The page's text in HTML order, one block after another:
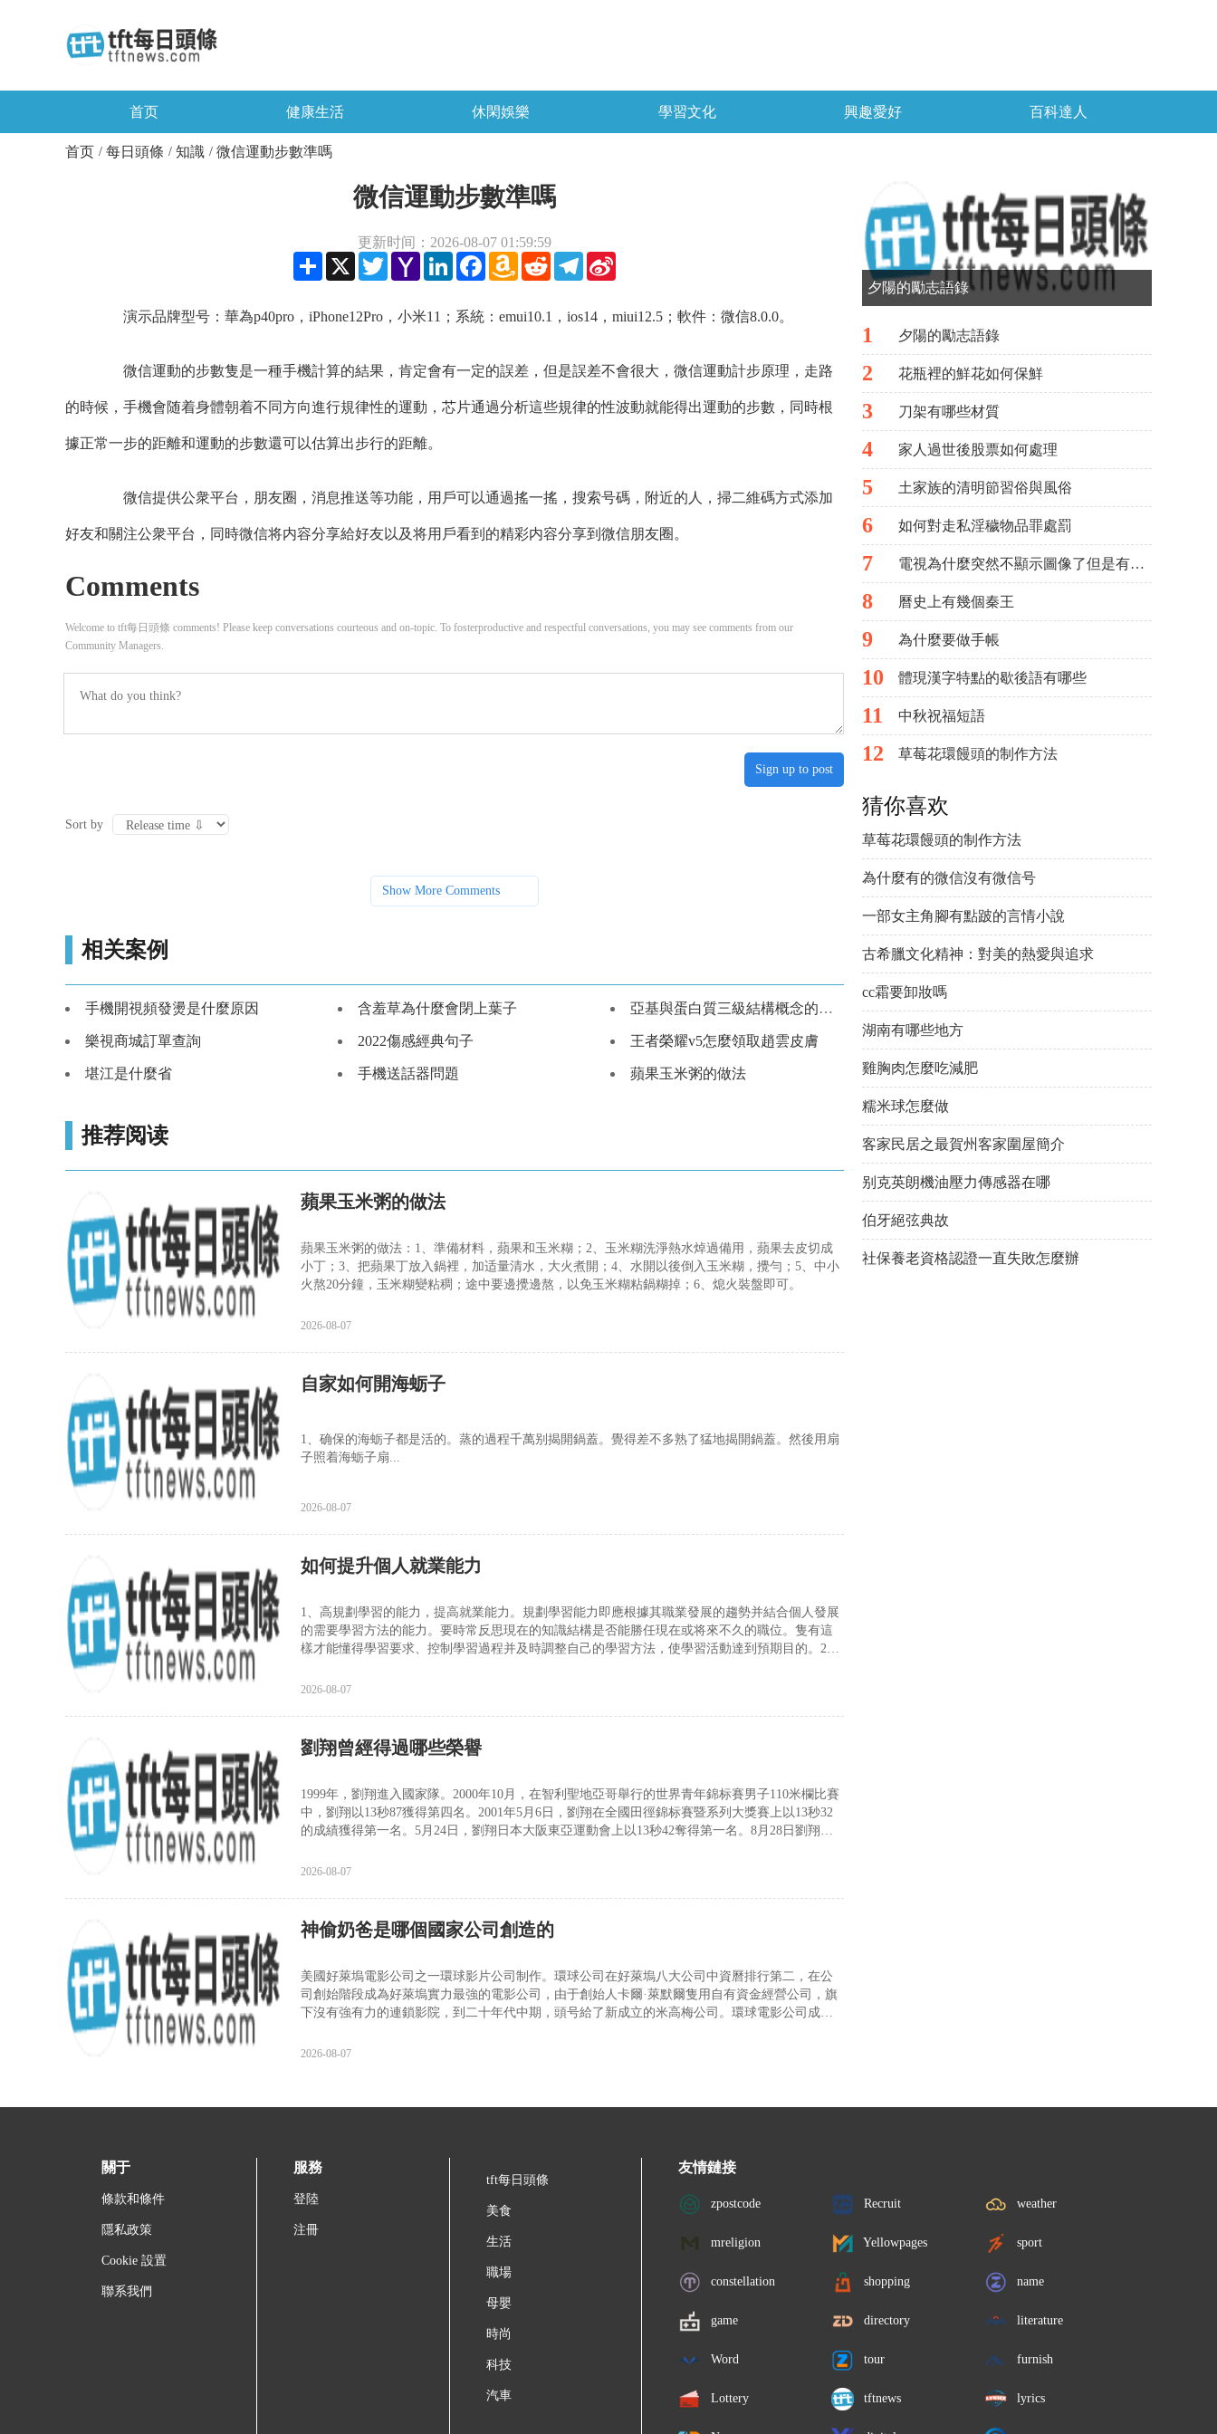
首页 健康生活 休閑娛樂 學習文化 興趣愛好 百科達人
首页 / 每日頭條 / 知識 / 微信運動步數準嗎
微信運動步數準嗎
更新时间：2026-08-07 01:59:59
Share X TwitterYahoo
Mail
LinkedInFacebookAmazon
Wish
Reddit Telegram
演示品牌型号：華為p40pro，iPhone12Pro，小米11；系統：emui10.1，ios14，miui12.5；軟件：微信8.0.0。
微信運動的步數隻是一種手機計算的結果，肯定會有一定的誤差，但是誤差不會很大，微信運動計步原理，走路
的時候，手機會随着身體朝着不同方向進行規律性的運動，芯片通過分析這些規律的性波動就能得出運動的步數，同時根
據正常一步的距離和運動的步數還可以估算出步行的距離。
微信提供公衆平台，朋友圈，消息推送等功能，用戶可以通過搖一搖，搜索号碼，附近的人，掃二維碼方式添加
好友和關注公衆平台，同時微信将内容分享給好友以及将用戶看到的精彩内容分享到微信朋友圈。
Comments
Welcome to tft每日頭條 comments! Please keep conversations courteous and on-topic. To fosterproductive and respectful conversations, you may see comments from our
Community Managers.
Sign up to post
Sort by
Show More Comments
相关案例
手機開視頻發燙是什麼原因 含羞草為什麼會閉上葉子 亞基與蛋白質三級結構概念的辨析
樂視商城訂單查詢 2022傷感經典句子 王者榮耀v5怎麼領取趙雲皮膚
堪江是什麼省 手機送話器問題 蘋果玉米粥的做法
推荐阅读
蘋果玉米粥的做法
蘋果玉米粥的做法：1、準備材料，蘋果和玉米糊；2、玉米糊洗淨熱水焯過備用，蘋果去皮切成
小丁；3、把蘋果丁放入鍋裡，加适量清水，大火煮開；4、水開以後倒入玉米糊，攪勻；5、中小
火熬20分鐘，玉米糊變粘稠；途中要邊攪邊熬，以免玉米糊粘鍋糊掉；6、熄火裝盤即可。
2026-08-07
自家如何開海蛎子
1、确保的海蛎子都是活的。蒸的過程千萬别揭開鍋蓋。覺得差不多熟了猛地揭開鍋蓋。然後用扇
子照着海蛎子扇...
2026-08-07
如何提升個人就業能力
1、高規劃學習的能力，提高就業能力。規劃學習能力即應根據其職業發展的趨勢并結合個人發展
的需要學習方法的能力。要時常反思現在的知識結構是否能勝任現在或将來不久的職位。隻有這
樣才能懂得學習要求、控制學習過程并及時調整自己的學習方法，使學習活動達到預期目的。2、
己的學習和實踐，并為獲得理想的職業做好積極準備。正确進行自我
2026-08-07
劉翔曾經得過哪些榮譽
1999年，劉翔進入國家隊。2000年10月，在智利聖地亞哥舉行的世界青年錦标賽男子110米欄比賽
中，劉翔以13秒87獲得第四名。2001年5月6日，劉翔在全國田徑錦标賽暨系列大獎賽上以13秒32
的成績獲得第一名。5月24日，劉翔日本大阪東亞運動會上以13秒42奪得第一名。8月28日劉翔在
36的成績獲得冠
2026-08-07
神偷奶爸是哪個國家公司創造的
美國好萊塢電影公司之一環球影片公司制作。環球公司在好萊塢八大公司中資曆排行第二，在公
司創始階段成為好萊塢實力最強的電影公司，由于創始人卡爾·萊默爾隻用自有資金經營公司，旗
下沒有強有力的連鎖影院，到二十年代中期，頭号給了新成立的米高梅公司。環球電影公司成為
和皮埃爾·科芬為導演。英語主要配音演員有史蒂夫·卡瑞爾、傑
2026-08-07
夕陽的勵志語錄
1 夕陽的勵志語錄
2 花瓶裡的鮮花如何保鮮
3 刀架有哪些材質
4 家人過世後股票如何處理
5 土家族的清明節習俗與風俗
6 如何對走私淫穢物品罪處罰
7 電視為什麼突然不顯示圖像了但是有聲音?
8 曆史上有幾個秦王
9 為什麼要做手帳
10 體現漢字特點的歇後語有哪些
11 中秋祝福短語
12 草莓花環饅頭的制作方法
猜你喜欢
草莓花環饅頭的制作方法
為什麼有的微信沒有微信号
一部女主角腳有點跛的言情小說
古希臘文化精神：對美的熱愛與追求
cc霜要卸妝嗎
湖南有哪些地方
雞胸肉怎麼吃減肥
糯米球怎麼做
客家民居之最賀州客家圍屋簡介
别克英朗機油壓力傳感器在哪
伯牙絕弦典故
社保養老資格認證一直失敗怎麼辦
關于
條款和條件
隱私政策
Cookie 設置
聯系我們
服務
登陸
注冊
tft每日頭條
美食
生活
職場
母嬰
時尚
科技
汽車
友情鏈接
zpostcode Recruit weather
mreligion Yellowpages sport
constellation shopping name
game directory literature
Word tour furnish
Lottery tftnews lyrics